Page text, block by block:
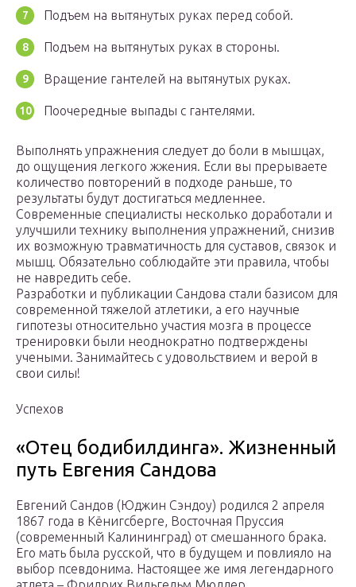
Подъем на вытянутых руках перед собой.
Подъем на вытянутых руках в стороны.
Вращение гантелей на вытянутых руках.
Поочередные выпады с гантелями.
Выполнять упражнения следует до боли в мышцах,
до ощущения легкого жжения. Если вы прерываете
количество повторений в подходе раньше, то
результаты будут достигаться медленнее.
Современные специалисты несколько доработали и
улучшили технику выполнения упражнений, снизив
их возможную травматичность для суставов, связок и
мышц. Обязательно соблюдайте эти правила, чтобы
не навредить себе.
Разработки и публикации Сандова стали базисом для
современной тяжелой атлетики, а его научные
гипотезы относительно участия мозга в процессе
тренировки были неоднократно подтверждены
учеными. Занимайтесь с удовольствием и верой в
свои силы!
Успехов
«Отец бодибилдинга». Жизненный
путь Евгения Сандова
Евгений Сандов (Юджин Сэндоу) родился 2 апреля
1867 года в Кёнигсберге, Восточная Пруссия
(современный Калининград) от смешанного брака.
Его мать была русской, что в будущем и повлияло на
выбор псевдонима. Настоящее же имя легендарного